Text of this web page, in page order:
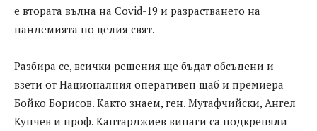
е втората вълна на Covid-19 и разрастването на
пандемията по целия свят.
Разбира се, всички решения ще бъдат обсъдени и
взети от Националния оперативен щаб и премиера
Бойко Борисов. Както знаем, ген. Мутафчийски, Ангел
Кунчев и проф. Кантарджиев винаги са подкрепяли